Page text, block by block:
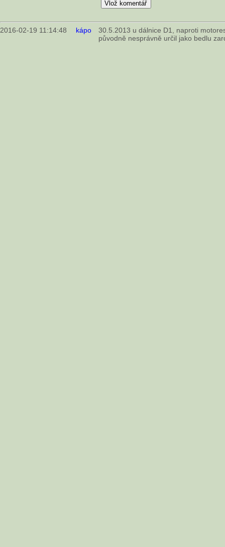
2016-02-19 11:14:48 kápo
30.5.2013 u dálnice D1, naproti
původně nesprávně určil jako bedlu